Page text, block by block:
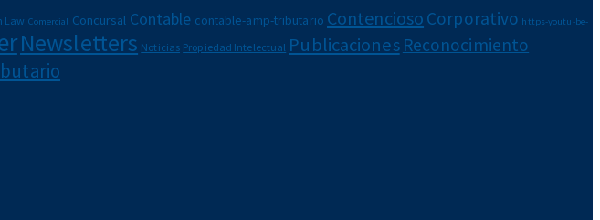
Law Comercial Concursal Contable contable-amp-tributario Contencioso Corporativo https-youtu-be-
Newsletters Noticias Propiedad Intelectual Publicaciones Reconocimiento